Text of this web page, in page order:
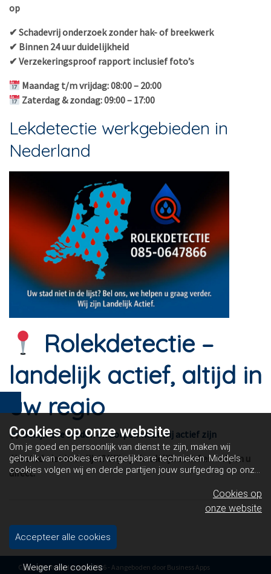
op
✔ Schadevrij onderzoek zonder hak- of breekwerk
✔ Binnen 24 uur duidelijkheid
✔ Verzekeringsproof rapport inclusief foto’s
Maandag t/m vrijdag: 08:00 – 20:00
Zaterdag & zondag: 09:00 – 17:00
Lekdetectie werkgebieden in
Nederland
Rolekdetectie –
landelijk actief, altijd in
uw regio
Bekijk alle steden en dorpen waar wij actief zijn
Uw stad niet in de lijst? Wij zijn landelijk actief en helpen u
direct.
Copyright Rolekdetectie 2026 - Aangeboden door Business Apps
Cookies oponze website
Om je goed en persoonlijk van dienst te zijn, maken wij
gebruik van cookies en vergelijkbare technieken. Middels
cookies volgen wij en derde partijen jouw surfgedrag op onze
en dit maakt het voor jou mogelijk om informatie te delen via
Cookies op
onze website
Accepteer alle cookies
Weiger alle cookies